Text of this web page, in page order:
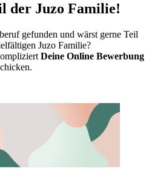
der Juzo Familie!
gefunden und wärst gerne Teil
Juzo Familie?
Deine Online Bewerbung